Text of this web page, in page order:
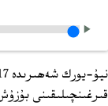
قىرغىنچىلىقىنى